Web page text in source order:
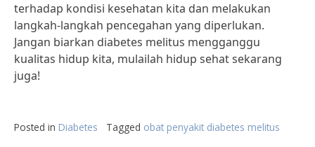
terhadap kondisi kesehatan kita dan melakukan
langkah-langkah pencegahan yang diperlukan.
Jangan biarkan diabetes melitus mengganggu
kualitas hidup kita, mulailah hidup sehat sekarang
juga!
Posted in Diabetes Tagged obat penyakit diabetes melitus